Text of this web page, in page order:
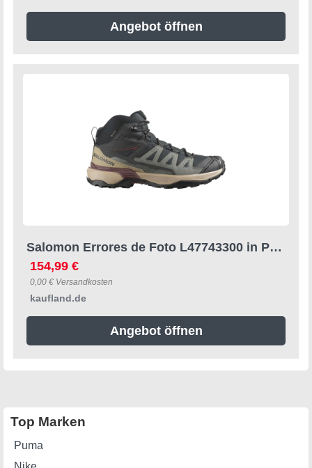
Angebot öffnen
Salomon Errores de Foto L47743300 in Phantom/Desert Tan/Rum Raisin color size 42 2/3
154,99 €
0,00 € Versandkosten
kaufland.de
Angebot öffnen
Top Marken
Puma